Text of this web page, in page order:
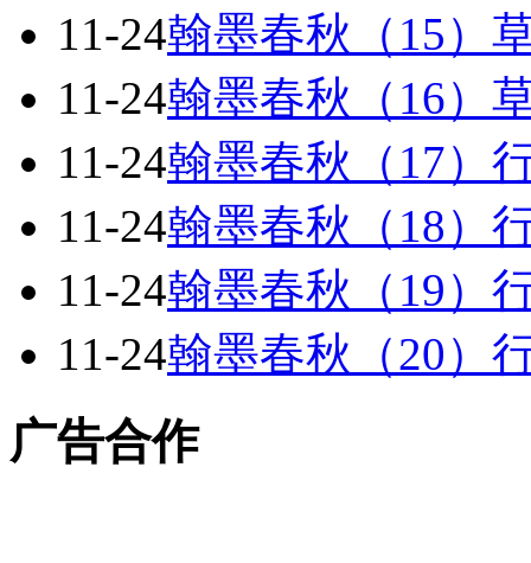
11-24翰墨春秋（15）
11-24翰墨春秋（16）
11-24翰墨春秋（17）
11-24翰墨春秋（18）
11-24翰墨春秋（19）
11-24翰墨春秋（20）
广告合作